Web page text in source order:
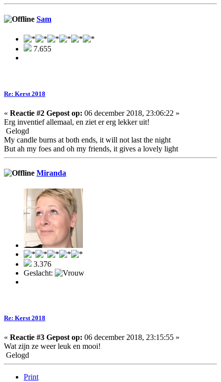
Sam
7.655
Re: Kerst 2018
« Reactie #2 Gepost op: 06 december 2018, 23:06:22 »
Erg inventief allemaal, en ziet er erg lekker uit!
Gelogd
My candle burns at both ends, it will not last the night
But ah my foes and oh my friends, it gives a lovely light
Miranda
3.376
Geslacht:
Re: Kerst 2018
« Reactie #3 Gepost op: 06 december 2018, 23:15:55 »
Wat zijn ze weer leuk en mooi!
Gelogd
Print